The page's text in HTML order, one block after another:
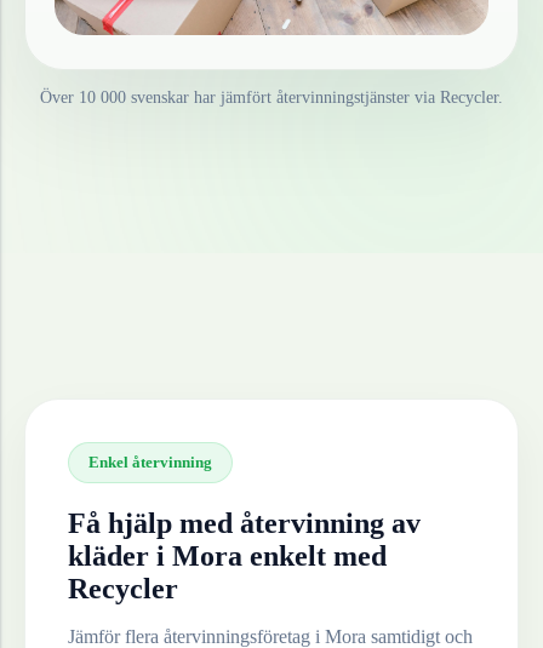
Över 10 000 svenskar har jämfört återvinningstjänster via Recycler.
Enkel återvinning
Få hjälp med återvinning av
kläder i Mora enkelt med
Recycler
Jämför flera återvinningsföretag i Mora samtidigt och